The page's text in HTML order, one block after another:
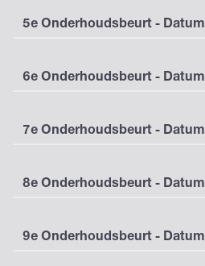
5e Onderhoudsbeurt - Datum
6e Onderhoudsbeurt - Datum
7e Onderhoudsbeurt - Datum
8e Onderhoudsbeurt - Datum
9e Onderhoudsbeurt - Datum